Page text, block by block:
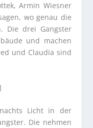
Armin Wiesner
wo genau die
Die drei Gangster
und machen
und Claudia sind
Licht in der
Die nehmen